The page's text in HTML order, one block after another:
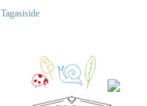
Tagasiside